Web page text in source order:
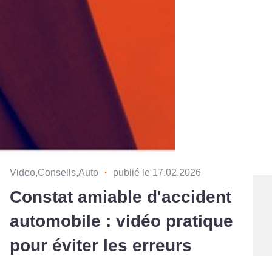
Video,Conseils,Auto ・ publié le 17.02.2026
Constat amiable d'accident
automobile : vidéo pratique
pour éviter les erreurs